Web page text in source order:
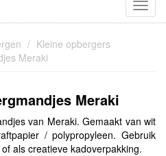
Kleine opbergers
Meraki
Meraki
van Meraki. Gemaakt van wit
/ polypropyleen. Gebruik
als creatieve kadoverpakking.